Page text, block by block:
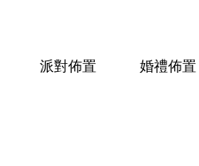
派對佈置 婚禮佈置